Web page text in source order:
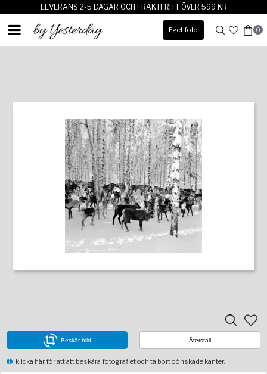
LEVERANS 2-5 DAGAR OCH FRAKTFRITT ÖVER 599 KR
Eget foto 0
Beskär bild Återställ
klicka här för att att beskära fotografiet och ta bort oönskade kanter.